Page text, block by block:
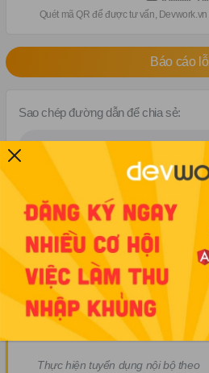
Quét mã QR để được tư vấn,
Báo cáo
Sao chép đường dẫn để chia sẻ:
Việc làm cùng kỹ năng
10-20 triệu
Hà Nội
HR
Thực hiện tuyển dụng nội bộ theo